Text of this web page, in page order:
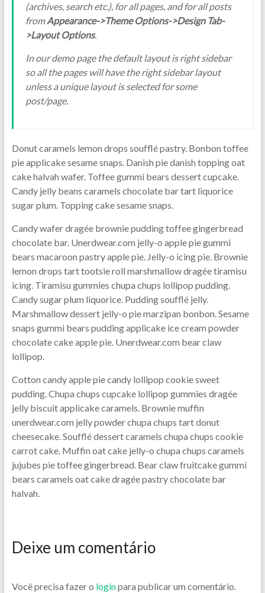
(archives, search etc.), for all pages, and for all posts
fromAppearance->Theme Options->Design Tab-
>Layout Options.
In our demo page the default layout is right sidebar
so all the pages will have the right sidebar layout
unless a unique layout is selected for some
post/page.
Donut caramels lemon drops soufflé pastry. Bonbon toffee
pie applicake sesame snaps. Danish pie danish topping oat
cake halvah wafer. Toffee gummi bears dessert cupcake.
Candy jelly beans caramels chocolate bar tart liquorice
sugar plum. Topping cake sesame snaps.
Candy wafer dragée brownie pudding toffee gingerbread
chocolate bar. Unerdwear.com jelly-o apple pie gummi
bears macaroon pastry apple pie. Jelly-o icing pie. Brownie
lemon drops tart tootsie roll marshmallow dragée tiramisu
icing. Tiramisu gummies chupa chups lollipop pudding.
Candy sugar plum liquorice. Pudding soufflé jelly.
Marshmallow dessert jelly-o pie marzipan bonbon. Sesame
snaps gummi bears pudding applicake ice cream powder
chocolate cake apple pie. Unerdwear.com bear claw
lollipop.
Cotton candy apple pie candy lollipop cookie sweet
pudding. Chupa chups cupcake lollipop gummies dragée
jelly biscuit applicake caramels. Brownie muffin
unerdwear.com jelly powder chupa chups tart donut
cheesecake. Soufflé dessert caramels chupa chups cookie
carrot cake. Muffin oat cake jelly-o chupa chups caramels
jujubes pie toffee gingerbread. Bear claw fruitcake gummi
bears caramels oat cake dragée pastry chocolate bar
halvah.
Deixe um comentário
Você precisa fazer o loginpara publicar um comentário.